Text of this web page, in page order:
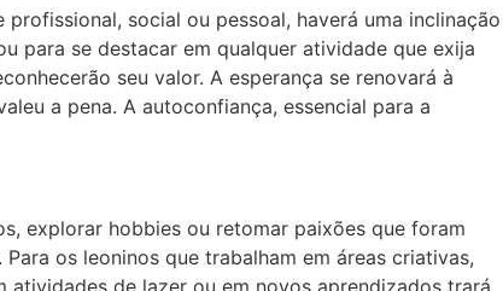
social ou pessoal, haverá uma inclinação
para se destacar em qualquer atividade que exija
seu valor. A esperança se renovará à
a pena. A autoconfiança, essencial para a
explorar hobbies ou retomar paixões que foram
os leoninos que trabalham em áreas criativas,
atividades de lazer ou em novos aprendizados trará